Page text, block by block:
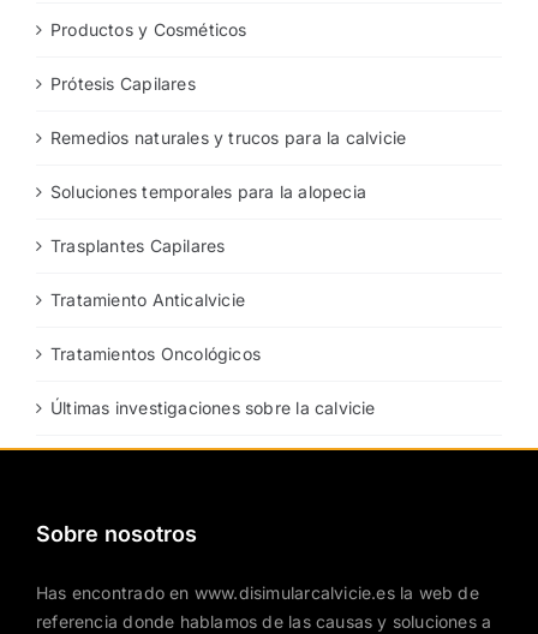
Productos y Cosméticos
Prótesis Capilares
Remedios naturales y trucos para la calvicie
Soluciones temporales para la alopecia
Trasplantes Capilares
Tratamiento Anticalvicie
Tratamientos Oncológicos
Últimas investigaciones sobre la calvicie
Sobre nosotros
Has encontrado en www.disimularcalvicie.es la web de
referencia donde hablamos de las causas y soluciones a